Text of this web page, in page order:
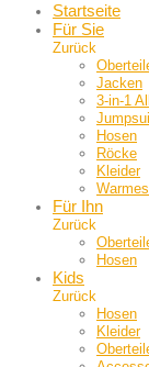
Startseite
Für Sie
Zurück
Jacken
3-in-1
Hosen
Röcke
Kleider
Für Ihn
Zurück
Hosen
Kids
Zurück
Hosen
Kleider